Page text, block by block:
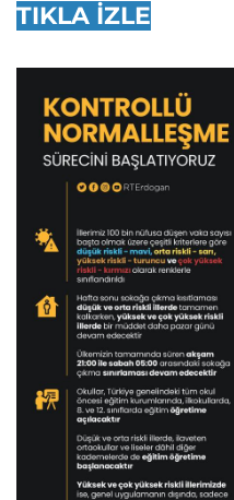
TIKLA İZLE